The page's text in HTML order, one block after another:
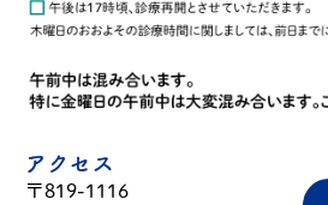
アクセス
〒819-1116